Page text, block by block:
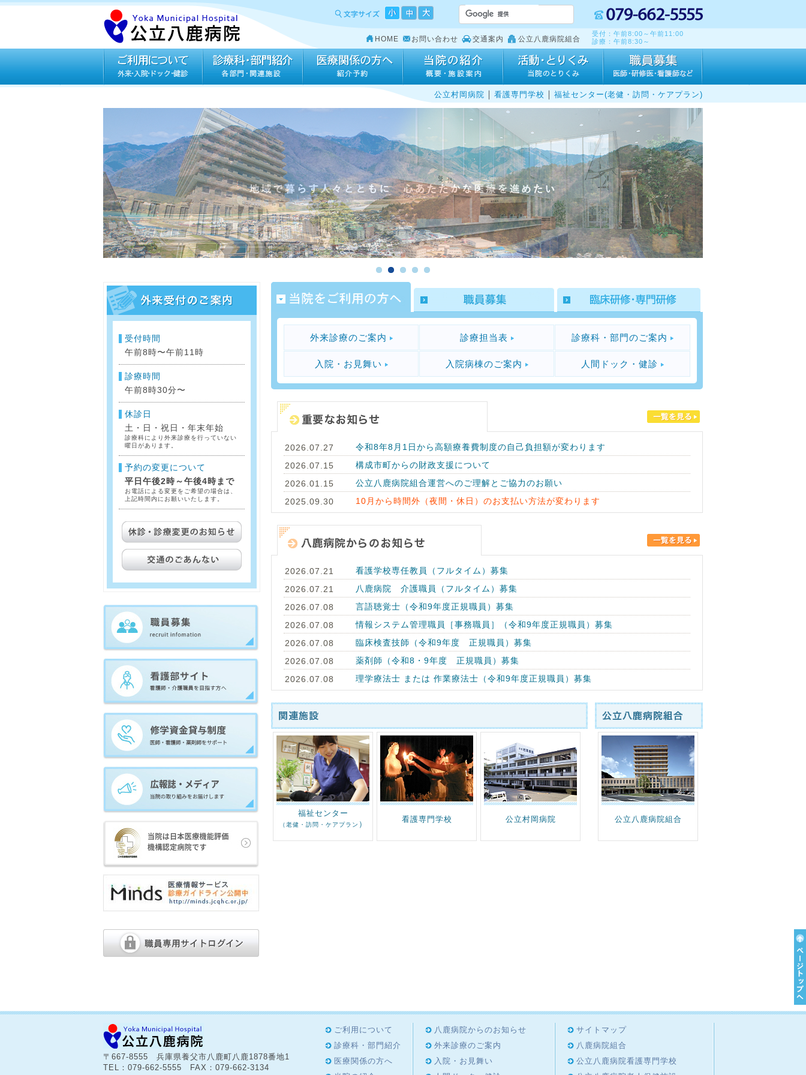
HOME お問い合わせ 交通案内 公立八鹿病院組合
受付：午前8:00～午前11:00
診療：午前8:30～
公立村岡病院 ｜ 看護専門学校 ｜ 福祉センター(老健・訪問・ケアプラン)
外来診療のご案内 診療担当表 診療科・部門のご案内
入院・お見舞い 入院病棟のご案内 人間ドック・健診
2026.07.27
令和8年8月1日から高額療養費制度の自己負担額が変わります
2026.07.15
構成市町からの財政支援について
2026.01.15
公立八鹿病院組合運営へのご理解とご協力のお願い
2025.09.30
10月から時間外（夜間・休日）のお支払い方法が変わります
2026.07.21
看護学校専任教員（フルタイム）募集
2026.07.21
八鹿病院 介護職員（フルタイム）募集
2026.07.08
言語聴覚士（令和9年度正規職員）募集
2026.07.08
情報システム管理職員［事務職員］（令和9年度正規職員）募集
2026.07.08
臨床検査技師（令和9年度 正規職員）募集
2026.07.08
薬剤師（令和8・9年度 正規職員）募集
2026.07.08
理学療法士 または 作業療法士（令和9年度正規職員）募集
福祉センター
（老健・訪問・ケアプラン ）
看護専門学校 公立村岡病院 公立八鹿病院組合
受付時間
午前8時〜午前11時
診療時間
午前8時30分〜
休診日
土・日・祝日・年末年始
診療科により外来診療を行っていない
曜日があります。
予約の変更について
平日午後2時～午後4時まで
お電話による変更をご希望の場合は、
上記時間内にお願いいたします。
〒667-8555 兵庫県養父市八鹿町八鹿1878番地1
TEL：079-662-5555 FAX：079-662-3134
ご利用について
診療科・部門紹介
医療関係の方へ
八鹿病院からのお知らせ
外来診療のご案内
入院・お見舞い
サイトマップ
八鹿病院組合
公立八鹿病院看護専門学校